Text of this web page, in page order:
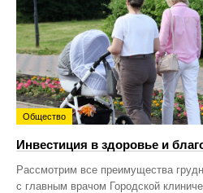
Общество
Инвестиция в здоровье и
Рассмотрим все преимущества
с главным врачом Городской